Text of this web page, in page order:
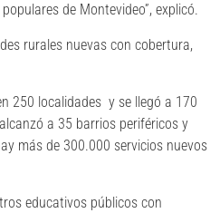
de Montevideo”, explicó.
rurales nuevas con cobertura,
250 localidades y se llegó a 170
a 35 barrios periféricos y
más de 300.000 servicios nuevos
educativos públicos con